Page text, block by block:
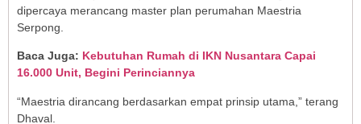
dipercaya merancang master plan perumahan Maestria
Serpong.
Baca Juga: Kebutuhan Rumah di IKN Nusantara Capai
16.000 Unit, Begini Perinciannya
“Maestria dirancang berdasarkan empat prinsip utama,” terang
Dhaval.